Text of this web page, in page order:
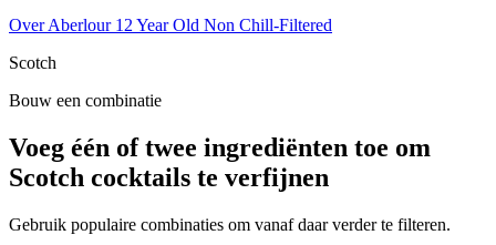
Over Aberlour 12 Year Old Non Chill-Filtered
Scotch
Bouw een combinatie
Voeg één of twee ingrediënten toe om
Scotch cocktails te verfijnen
Gebruik populaire combinaties om vanaf daar verder te filteren.